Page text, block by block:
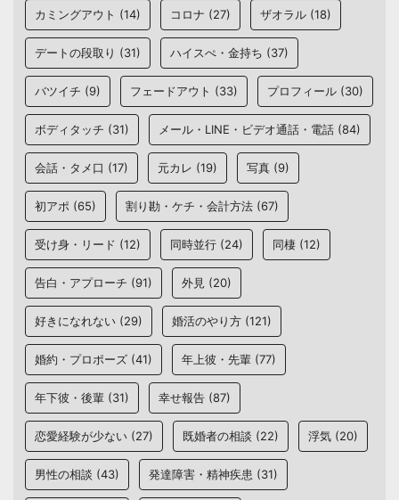
カミングアウト (14) コロナ (27) ザオラル (18)
デートの段取り (31) ハイスぺ・金持ち (37)
バツイチ (9) フェードアウト (33) プロフィール (30)
ボディタッチ (31) メール・LINE・ビデオ通話・電話 (84)
会話・タメ口 (17) 元カレ (19) 写真 (9)
初アポ (65) 割り勘・ケチ・会計方法 (67)
受け身・リード (12) 同時並行 (24) 同棲 (12)
告白・アプローチ (91) 外見 (20)
好きになれない (29) 婚活のやり方 (121)
婚約・プロポーズ (41) 年上彼・先輩 (77)
年下彼・後輩 (31) 幸せ報告 (87)
恋愛経験が少ない (27) 既婚者の相談 (22) 浮気 (20)
男性の相談 (43) 発達障害・精神疾患 (31)